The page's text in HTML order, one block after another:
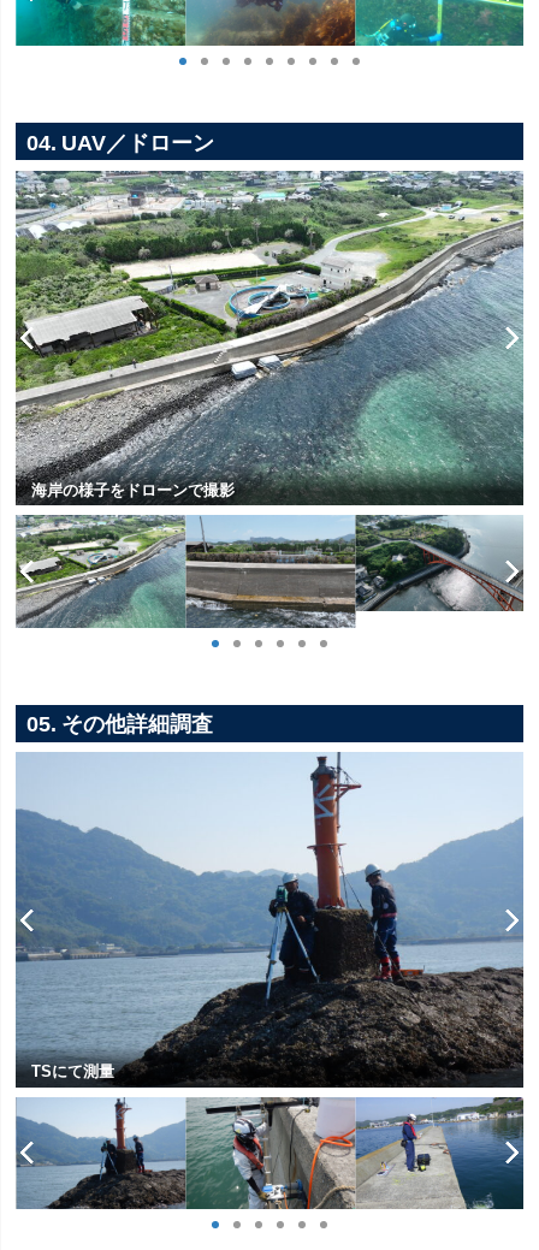
04. UAV／ドローン
海岸の様子をドローンで撮影
05. その他詳細調査
TSにて測量